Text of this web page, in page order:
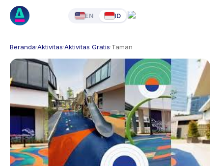
EN ID
Beranda·Aktivitas·Aktivitas Gratis·Taman